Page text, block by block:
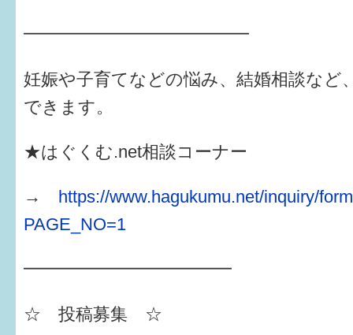
━━━━━━━━━━━━━
妊娠や子育てなどの悩み、結婚相談など
できます。
★はぐくむ.net相談コーナー
→ https://www.hagukumu.net/inquiry/
PAGE_NO=1
━━━━━━━━━━━━
☆ 投稿募集 ☆